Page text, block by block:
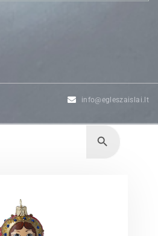
info@egleszaislai.lt